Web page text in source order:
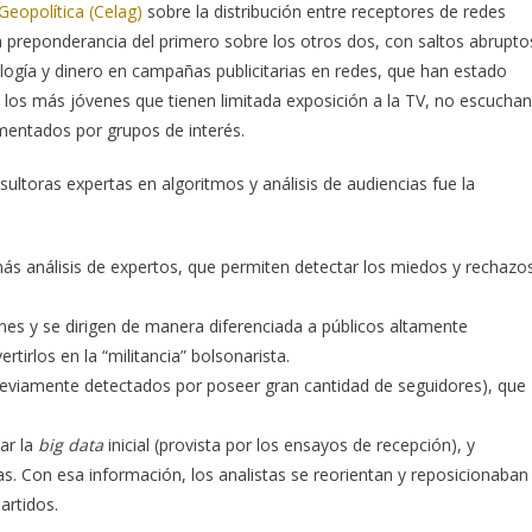
(Celag) sobre la distribución entre receptores de redes
del primero sobre los otros dos, con saltos
y dinero en campañas publicitarias en redes, que han estado
los más jóvenes que tienen limitada exposición a la TV, no escuchan
por grupos de interés.
expertas en algoritmos y análisis de audiencias fue la
análisis de expertos, que permiten detectar los miedos y
y se dirigen de manera diferenciada a públicos altamente
en la “militancia” bolsonarista.
detectados por poseer gran cantidad de seguidores), que
la big data inicial (provista por los ensayos de recepción), y
Con esa información, los analistas se reorientan y reposicionaban